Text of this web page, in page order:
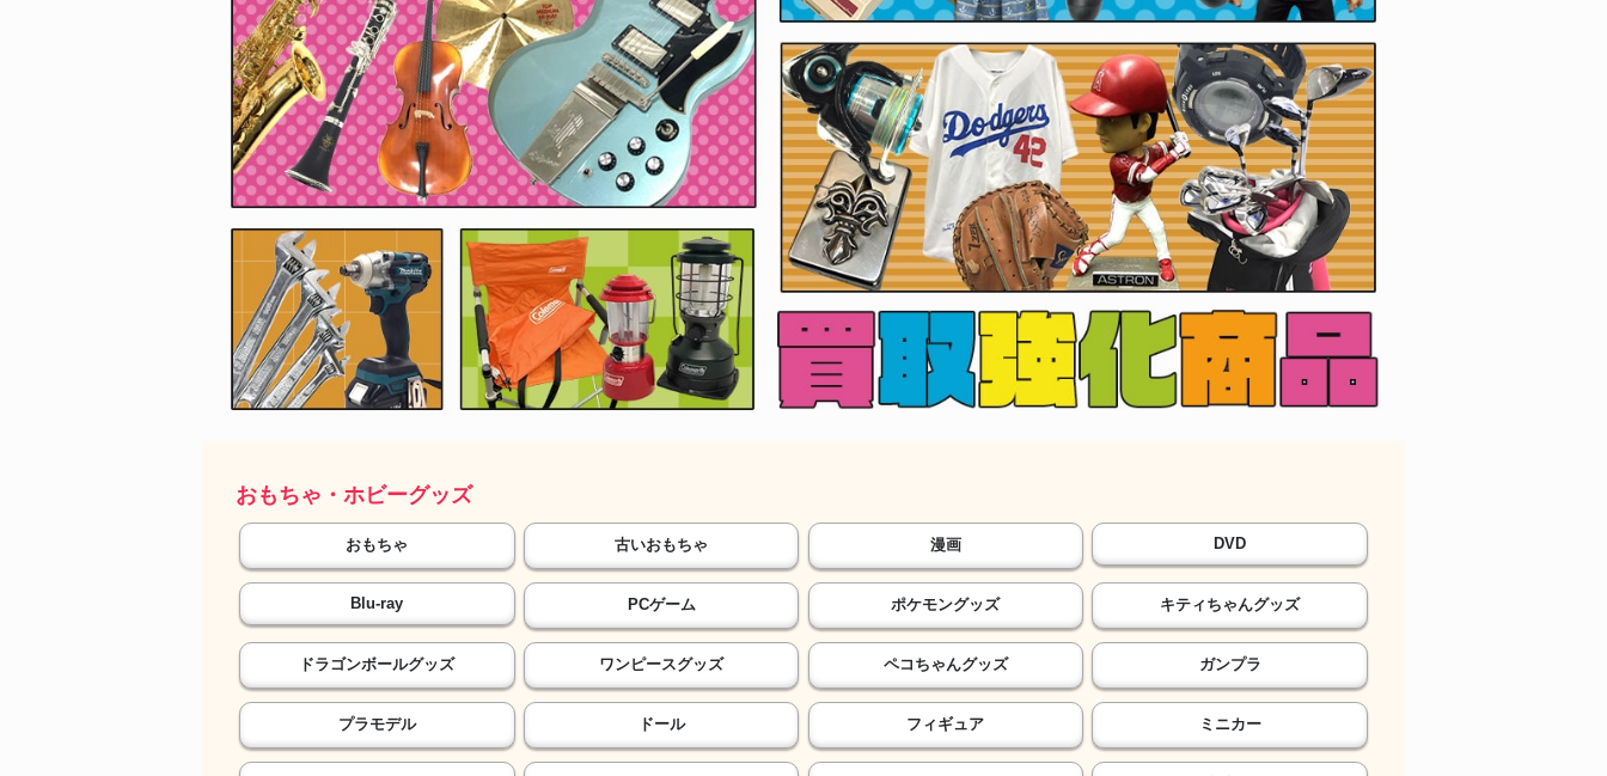
おもちゃ・ホビーグッズ
おもちゃ 古いおもちゃ 漫画 DVD
Blu-ray PCゲーム ポケモングッズ キティちゃんグッズ
ドラゴンボールグッズ ワンピースグッズ ペコちゃんグッズ ガンプラ
プラモデル ドール フィギュア ミニカー